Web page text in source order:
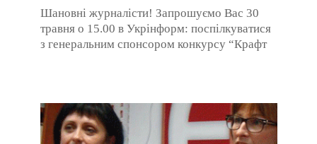
Шановні журналісти! Запрошуємо Вас 30
травня о 15.00 в Укрінформ: поспілкуватися
з генеральним спонсором конкурсу “Крафт